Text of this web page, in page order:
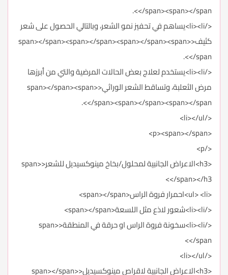
</span><span></span>.
</li><li>يساهم في تحفيز نمو الشعر، وبالتالي الحصول على شعر
كثيف<span></span><span></span><span></span><span>
</span>.
</li><li>يستخدم لعلاج بعض الحالات المرضية والتي من أبرزها
مرض الثعلبة، وتساقط الشعر الوراثي<span></span><span>
</span><span></span><span></span>.
</li></ul>
<p><span></span>
</p>
<h3>الاعراض الجانبية لمحلول/بخاخ مينوكسيديل للشعر<span>
</span></h3>
<ul> <li>احمرار فروة الراس<span></span>
</li><li>شعور لاذع مثل اللسعة<span></span>
</li><li>سخونة فروة الراس او حرقة في المنطقة<span>
</span>
</li></ul>
<h3>الاعراض الجانبية لاقراص مينوكسيديل<span></span>